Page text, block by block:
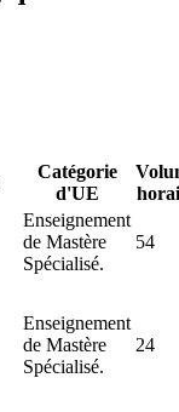
Catégorie
d'UE
Enseignement
de Mastère
Spécialisé.
54
Enseignement
de Mastère
Spécialisé.
24